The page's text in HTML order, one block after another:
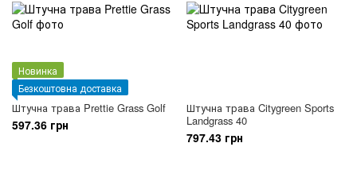
Новинка
Безкоштовна доставка
Штучна трава Prettie Grass Golf
597.36 грн
Штучна трава Citygreen Sports
Landgrass 40
797.43 грн